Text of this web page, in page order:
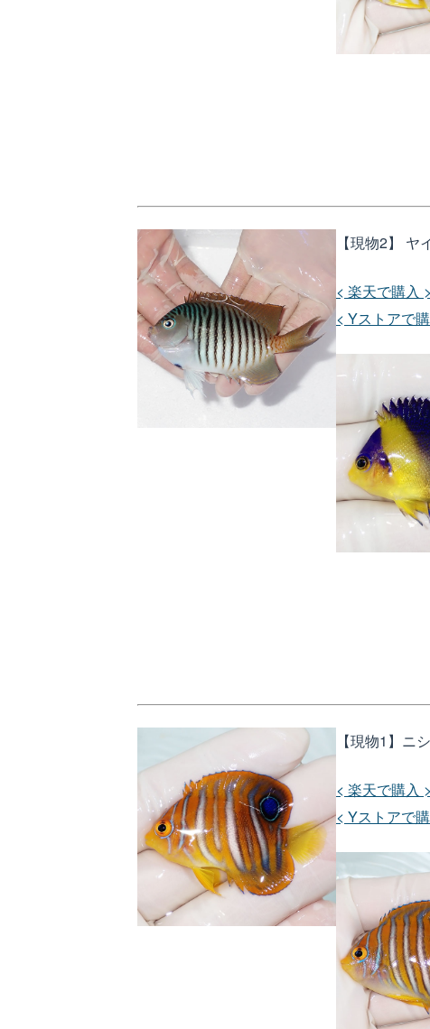
【現物2】
< 楽天で購入 >
< Yストアで
【現物1】ニ
< 楽天で購入 >
< Yストアで